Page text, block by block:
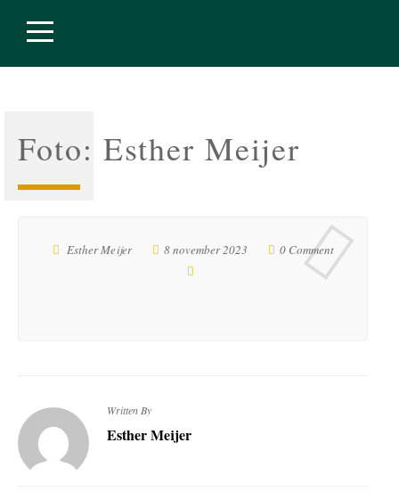
Foto: Esther Meijer
Esther Meijer 8 november 2023 0 Comment
Written By
Esther Meijer